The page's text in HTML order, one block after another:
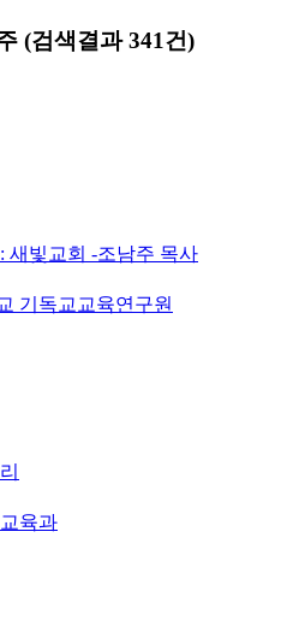
(검색결과 341건)
새빛교회 -조남주 목사
기독교교육연구원
육과